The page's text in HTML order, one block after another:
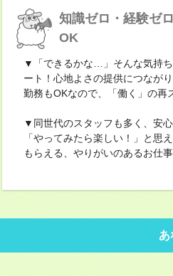
知識ゼロ・経験ゼ
OK
▼「できるかな…」そんな気持
ート！心地よさの提供につなが
勤務もOKなので、「働く」の再
▼同世代のスタッフも多く、安
「やってみたら楽しい！」と思
もらえる、やりがいのあるお仕事
あ